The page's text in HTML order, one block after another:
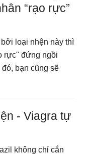
“rạo rực”
loại nhện này thì
rực" đứng ngồi
bạn cũng sẽ
- Viagra tự
không chỉ cắn